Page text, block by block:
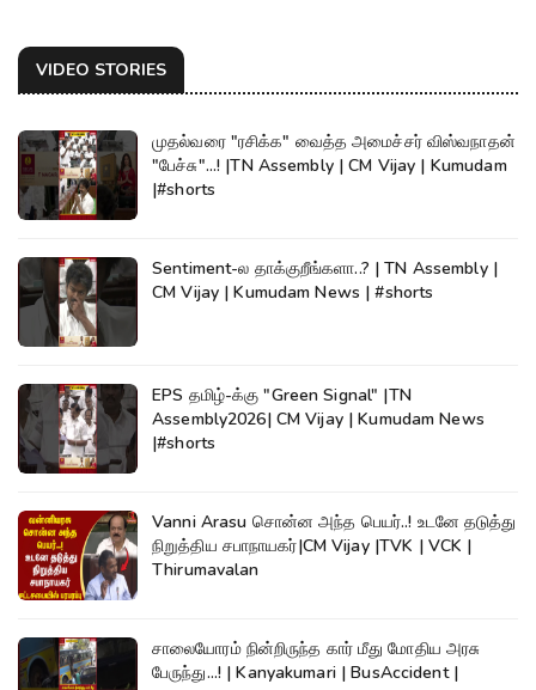
VIDEO STORIES
முதல்வரை "ரசிக்க" வைத்த அமைச்சர் விஸ்வநாதன்
"பேச்சு"...! |TN Assembly | CM Vijay | Kumudam
|#shorts
Sentiment-ல தாக்குறீங்களா..? | TN Assembly |
CM Vijay | Kumudam News | #shorts
EPS தமிழ்-க்கு "Green Signal" |TN
Assembly2026| CM Vijay | Kumudam News
|#shorts
Vanni Arasu சொன்ன அந்த பெயர்..! உடனே தடுத்து
நிறுத்திய சபாநாயகர்|CM Vijay |TVK | VCK |
Thirumavalan
சாலையோரம் நின்றிருந்த கார் மீது மோதிய அரசு
பேருந்து...! | Kanyakumari | BusAccident |